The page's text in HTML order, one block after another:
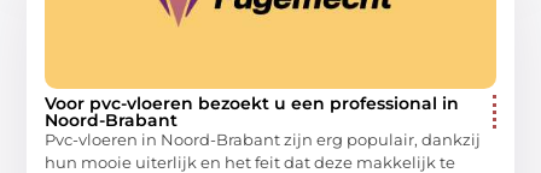
Voor pvc-vloeren bezoekt u een professional in
Noord-Brabant
Pvc-vloeren in Noord-Brabant zijn erg populair, dankzij
hun mooie uiterlijk en het feit dat deze makkelijk te